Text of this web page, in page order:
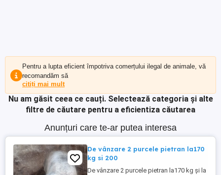
Pentru a lupta eficient împotriva comerțului ilegal de animale, vă
recomandăm să
citiți mai mult
Nu am găsit ceea ce cauți. Selectează categoria și alte
filtre de căutare pentru a eficientiza căutarea
Anunțuri care te-ar putea interesa
De vânzare 2 purcele pietran la170
kg si 200
De vânzare 2 purcele pietran la170 kg și la